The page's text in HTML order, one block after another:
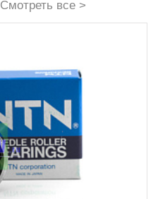
Смотреть все >